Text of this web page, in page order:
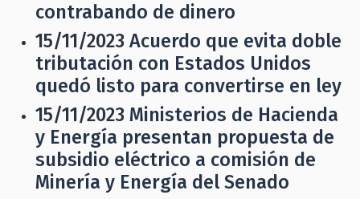
contrabando de dinero
15/11/2023 Acuerdo que evita doble
tributación con Estados Unidos
quedó listo para convertirse en ley
15/11/2023 Ministerios de Hacienda
y Energía presentan propuesta de
subsidio eléctrico a comisión de
Minería y Energía del Senado